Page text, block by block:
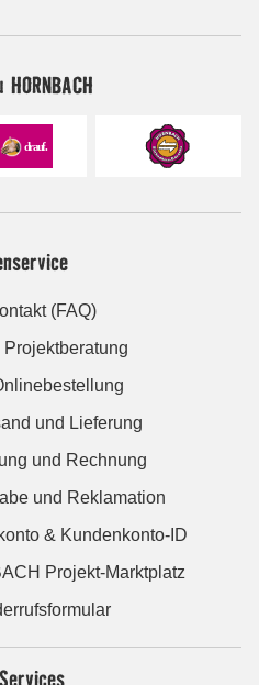
(FAQ)
und Lieferung
und Rechnung
und Reklamation
& Kundenkonto-ID
Projekt-Marktplatz